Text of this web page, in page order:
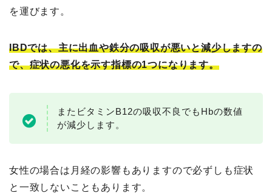
を運びます。
IBDでは、主に出血や鉄分の吸収が悪いと減少しますの
で、症状の悪化を示す指標の1つになります。
またビタミンB12の吸収不良でもHbの数値
が減少します。
女性の場合は月経の影響もありますので必ずしも症状
と一致しないこともあります。